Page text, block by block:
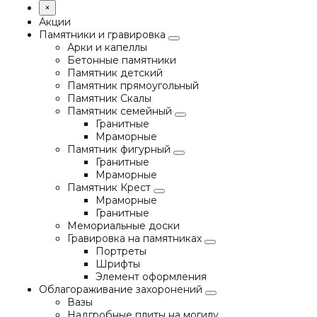
×
Акции
Памятники и гравировка
Арки и капеллы
Бетонные памятники
Памятник детский
Памятник прямоугольный
Памятник Скалы
Памятник семейный
Гранитные
Мраморные
Памятник фигурный
Гранитные
Мраморные
Памятник Крест
Мраморные
Гранитные
Мемориальные доски
Гравировка на памятниках
Портреты
Шрифты
Элемент оформления
Облагораживание захоронений
Вазы